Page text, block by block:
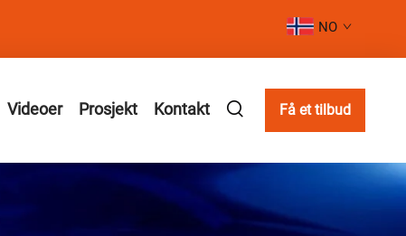
NO
Videoer Prosjekt Kontakt Få et tilbud